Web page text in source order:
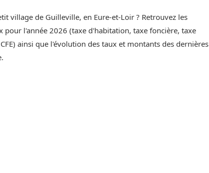
village de Guilleville, en Eure-et-Loir ? Retrouvez les
l'année 2026 (taxe d'habitation, taxe foncière, taxe
ainsi que l'évolution des taux et montants des dernières